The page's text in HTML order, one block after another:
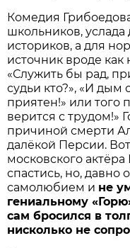
Комедия
школьников, услада
историков, а для
источник вроде
«Служить бы рад,
судьи кто?», «И дым
приятен!» или того
верится с трудом!»
причиной смерти
далёкой Персии.
московского
спастись, но,
самолюбием и не
гениальному
сам бросился в
нисколько не